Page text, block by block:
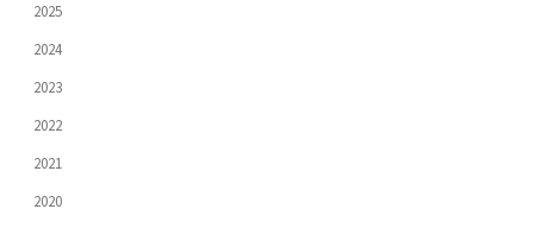
2025
2024
2023
2022
2021
2020